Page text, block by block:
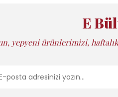
E
yepyeni ürünlerimizi,